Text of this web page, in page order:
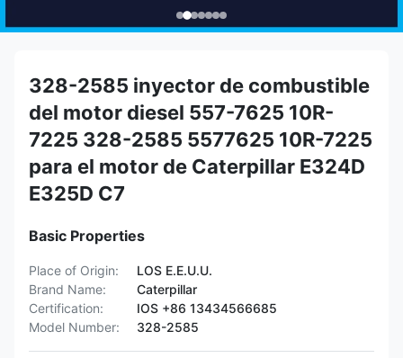
328-2585 inyector de combustible
del motor diesel 557-7625 10R-
7225 328-2585 5577625 10R-7225
para el motor de Caterpillar E324D
E325D C7
Basic Properties
Place of Origin:
LOS E.E.U.U.
Brand Name:
Caterpillar
Certification:
IOS +86 13434566685
Model Number:
328-2585